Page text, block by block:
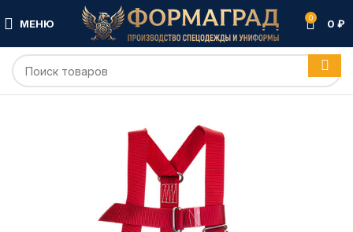
МЕНЮ 0 0 ₽